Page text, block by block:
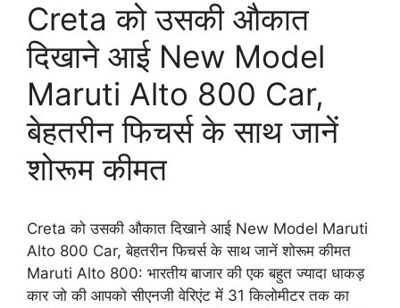
Creta को उसकी औकात
दिखाने आई New Model
Maruti Alto 800 Car,
बेहतरीन फिचर्स के साथ जानें
शोरूम कीमत
Creta को उसकी औकात दिखाने आई New Model Maruti
Alto 800 Car, बेहतरीन फिचर्स के साथ जानें शोरूम कीमत
Maruti Alto 800: भारतीय बाजार की एक बहुत ज्यादा धाकड़
कार जो की आपको सीएनजी वेरिएंट में 31 किलोमीटर तक का